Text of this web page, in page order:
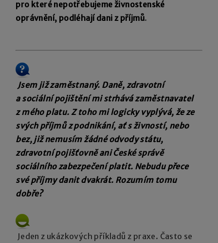
pro které nepotřebujeme živnostenské
oprávnění, podléhají dani z příjmů.
Jsem již zaměstnaný. Daně, zdravotní
a sociální pojištění mi strhává zaměstnavatel
z mého platu. Z toho mi logicky vyplývá, že ze
svých příjmů z podnikání, ať s živností, nebo
bez, již nemusím žádné odvody státu,
zdravotní pojišťovně ani České správě
sociálního zabezpečení platit. Nebudu přece
své příjmy danit dvakrát. Rozumím tomu
dobře?
Jeden z ukázkových příkladů z praxe. Často se